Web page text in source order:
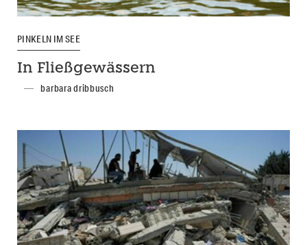
PINKELN IM SEE
In Fließgewässern
barbara dribbusch